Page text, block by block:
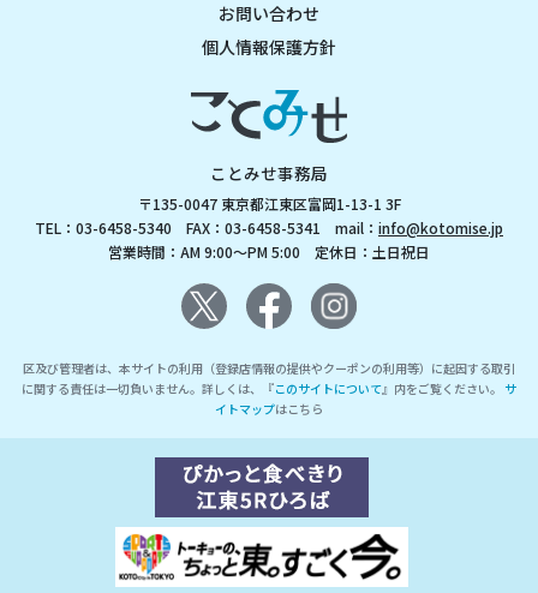
お問い合わせ
個人情報保護方針
ことみせ事務局
〒135-0047 東京都江東区富岡1-13-1 3F
TEL：03-6458-5340 FAX：03-6458-5341 mail： info@kotomise.jp
営業時間：AM 9:00～PM 5:00 定休日：土日祝日
区及び管理者は、本サイトの利用（登録店情報の提供やクーポンの利用等）に起因する取引
に関する責任は一切負いません。詳しくは、『このサイトについて』内をご覧ください。 サ
イトマップはこちら